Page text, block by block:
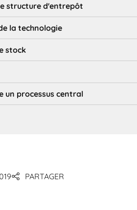
structure d'entrepôt
la technologie
stock
un processus central
PARTAGER